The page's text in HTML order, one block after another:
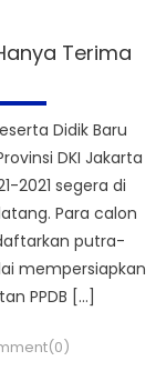
Terima
Didik Baru
DKI Jakarta
2021 segera di
Para calon
putra-
mempersiapkan
PPDB […]